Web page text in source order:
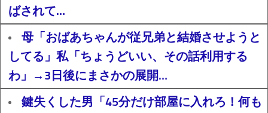
ばされて…
母「おばあちゃんが従兄弟と結婚させようと
してる」私「ちょうどいい、その話利用する
わ」→3日後にまさかの展開…
鍵失くした男「45分だけ部屋に入れろ！何も